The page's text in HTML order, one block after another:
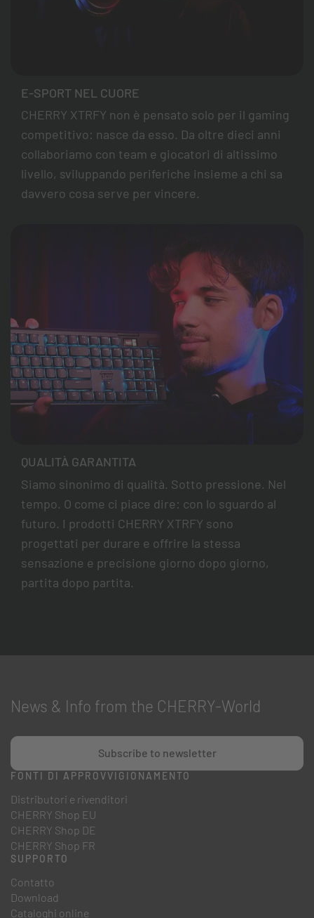
E-SPORT NEL CUORE
CHERRY XTRFY non è pensato solo per il gaming
competitivo: nasce da esso. Da oltre dieci anni
collaboriamo con team e giocatori di altissimo
livello, sviluppando periferiche insieme a chi sa
davvero cosa serve per vincere.
QUALITÀ GARANTITA
Siamo sinonimo di qualità. Sotto pressione. Nel
tempo. O come ci piace dire: con lo sguardo al
futuro. I prodotti CHERRY XTRFY sono
progettati per durare e offrire la stessa
sensazione e precisione giorno dopo giorno,
partita dopo partita.
News & Info from the CHERRY-World
Subscribe to newsletter
FONTI DI APPROVVIGIONAMENTO
Distributori e rivenditori
CHERRY Shop EU
CHERRY Shop DE
CHERRY Shop FR
SUPPORTO
Contatto
Download
Cataloghi online